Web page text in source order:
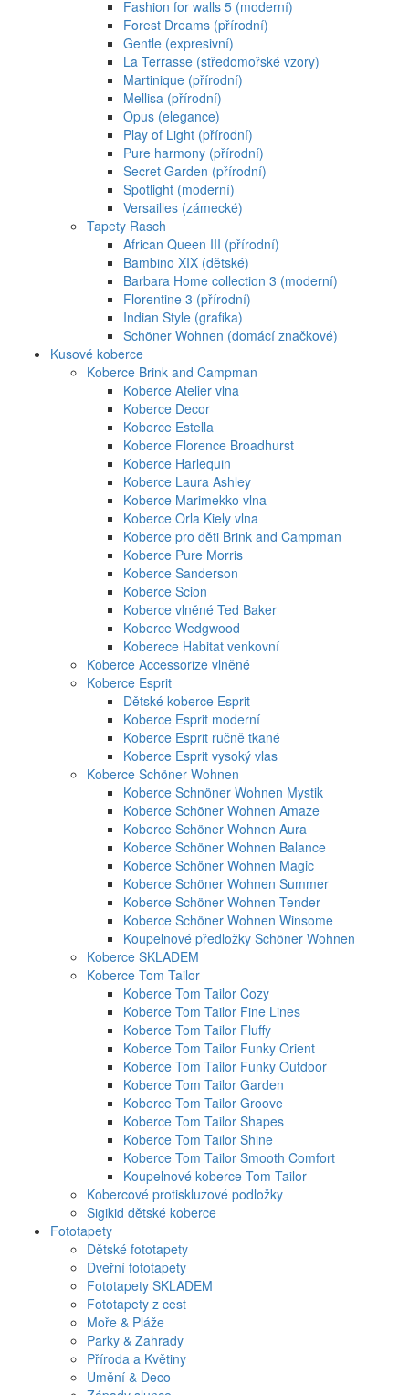
Fashion for walls 5 (moderní)
Forest Dreams (přírodní)
Gentle (expresivní)
La Terrasse (středomořské vzory)
Martinique (přírodní)
Mellisa (přírodní)
Opus (elegance)
Play of Light (přírodní)
Pure harmony (přírodní)
Secret Garden (přírodní)
Spotlight (moderní)
Versailles (zámecké)
Tapety Rasch
African Queen III (přírodní)
Bambino XIX (dětské)
Barbara Home collection 3 (moderní)
Florentine 3 (přírodní)
Indian Style (grafika)
Schöner Wohnen (domácí značkové)
Kusové koberce
Koberce Brink and Campman
Koberce Atelier vlna
Koberce Decor
Koberce Estella
Koberce Florence Broadhurst
Koberce Harlequin
Koberce Laura Ashley
Koberce Marimekko vlna
Koberce Orla Kiely vlna
Koberce pro děti Brink and Campman
Koberce Pure Morris
Koberce Sanderson
Koberce Scion
Koberce vlněné Ted Baker
Koberce Wedgwood
Koberece Habitat venkovní
Koberce Accessorize vlněné
Koberce Esprit
Dětské koberce Esprit
Koberce Esprit moderní
Koberce Esprit ručně tkané
Koberce Esprit vysoký vlas
Koberce Schöner Wohnen
Koberce Schnöner Wohnen Mystik
Koberce Schöner Wohnen Amaze
Koberce Schöner Wohnen Aura
Koberce Schöner Wohnen Balance
Koberce Schöner Wohnen Magic
Koberce Schöner Wohnen Summer
Koberce Schöner Wohnen Tender
Koberce Schöner Wohnen Winsome
Koupelnové předložky Schöner Wohnen
Koberce SKLADEM
Koberce Tom Tailor
Koberce Tom Tailor Cozy
Koberce Tom Tailor Fine Lines
Koberce Tom Tailor Fluffy
Koberce Tom Tailor Funky Orient
Koberce Tom Tailor Funky Outdoor
Koberce Tom Tailor Garden
Koberce Tom Tailor Groove
Koberce Tom Tailor Shapes
Koberce Tom Tailor Shine
Koberce Tom Tailor Smooth Comfort
Koupelnové koberce Tom Tailor
Kobercové protiskluzové podložky
Sigikid dětské koberce
Fototapety
Dětské fototapety
Dveřní fototapety
Fototapety SKLADEM
Fototapety z cest
Moře & Pláže
Parky & Zahrady
Příroda a Květiny
Umění & Deco